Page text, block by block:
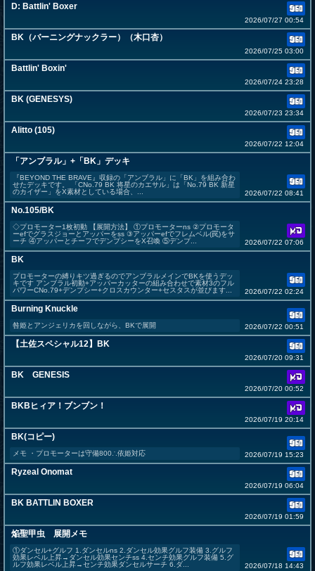
D: Battlin' Boxer
2026/07/27 00:54
BK（バーニングナックラー）（木口杏）
2026/07/25 03:00
Battlin' Boxin'
2026/07/24 23:28
BK (GENESYS)
2026/07/23 23:34
Alitto (105)
2026/07/22 12:04
「アンブラル」+「BK」デッキ
『BEYOND THE BRAVE』収録の「アンブラル」に「BK」を組み合わ
せたデッキです。 「CNo.79 BK 将星のカエサル」は「No.79 BK 新星
のカイザー」をX素材としている場合、...
2026/07/22 08:41
No.105/BK
◇プロモーター1枚初動 【展開方法】 ①プロモーターns ②プロモータ
ーefでグラスジョーとアッパーをss ③アッパーefでフレムベル(罠)をサ
ーチ ④アッパーとチーフでデンプシーをX召喚 ⑤デンプ...
2026/07/22 07:06
BK
プロモーターの縛りキツ過ぎるのでアンブラルメインでBKを使うデッ
キです アンブラル初動+アッパーカッターの組み合わせで素材3のフル
パワーCNo.79+デンプシー+クロスカウンター+セスタスが並びます...
2026/07/22 02:24
Burning Knuckle
咎姫とアンジェリカを回しながら、BKで展開 2026/07/22 00:51
【土佐スペシャル12】BK
2026/07/20 09:31
BK GENESIS
2026/07/20 00:52
BKBヒィア！ブンブン！
2026/07/19 20:14
BK(コピー)
メモ ・プロモーターは守備800∴依姫対応 2026/07/19 15:23
Ryzeal Onomat
2026/07/19 06:04
BK BATTLIN BOXER
2026/07/19 01:59
焔聖甲虫 展開メモ
①ダンセル+グルフ 1.ダンセルns 2.ダンセル効果グルフ装備 3.グルフ
効果レベル上昇→ダンセル効果センチss 4.センチ効果グルフ装備 5.グ
ルフ効果レベル上昇→センチ効果ダンセルサーチ 6.ダ...
2026/07/18 14:43